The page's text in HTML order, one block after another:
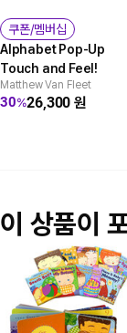
쿠폰/멤버십
Alphabet Pop-Up
Touch and Feel!
Matthew Van Fleet
30%26,300원
이 상품이